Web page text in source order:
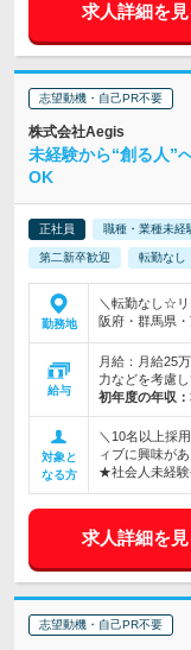
求人詳細を見
志望動機・自己PR不要
株式会社Aegis
未経験から“創る人
OK
正社員 職種・業種未経
第二新卒歓迎 転勤なし
勤務地
＼転勤なし☆リ
阪府・群馬県
給与
月給：月給25
力などを考慮
初年度の年収：
対象と
なる方
＼10名以上採
ィブに興味が
★社会人未経
求人詳細を見
志望動機・自己PR不要